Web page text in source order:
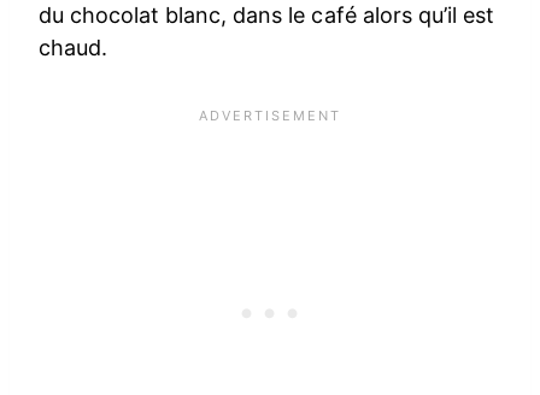
du chocolat blanc, dans le café alors qu’il est
chaud.